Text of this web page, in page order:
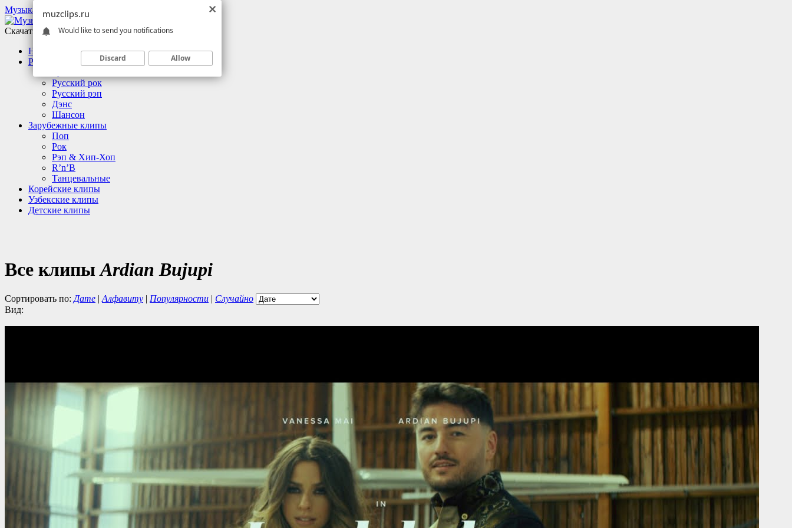
Музыкальные клипы
Скачать клипы бесплатно
Новинки
Русские клипы
Русский рок
Русский рэп
Дэнс
Шансон
Зарубежные клипы
Поп
Рок
Рэп & Хип-Хоп
R’n’B
Танцевальные
Корейские клипы
Узбекские клипы
Детские клипы
Все клипы Ardian Bujupi
Сортировать по: Дате | Алфавиту | Популярности | Случайно
Вид:
muzclips.ru
Would like to send you notifications
Discard Allow